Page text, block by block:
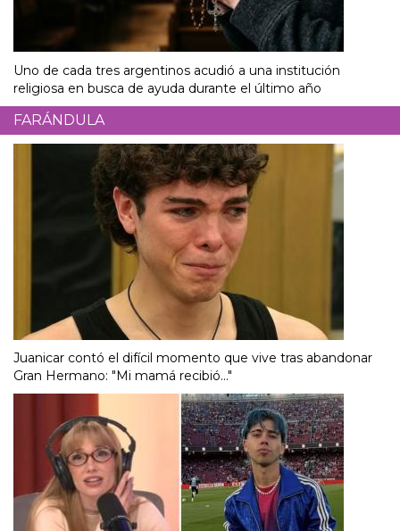
Uno de cada tres argentinos acudió a una institución
religiosa en busca de ayuda durante el último año
FARÁNDULA
Juanicar contó el difícil momento que vive tras abandonar
Gran Hermano: "Mi mamá recibió..."